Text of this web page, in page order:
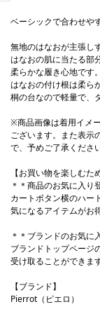
ベーシックで合わせや
無地のはなおが主張し
はなおの肌に当たる部
柔らかな履き心地です。
はなおの付け根は柔ら
桐の台なので軽量で、
※商品画像は着用イメ
ございます。また表示
で、予めご了承ください
【お買い物を楽しむた
＊＊商品のお気に入り
カートボタン横のハー
気になるアイテムがお
＊＊ブランドのお気に
ブランドトップページ
受け取ることができます
【ブランド】
Pierrot（ピエロ）